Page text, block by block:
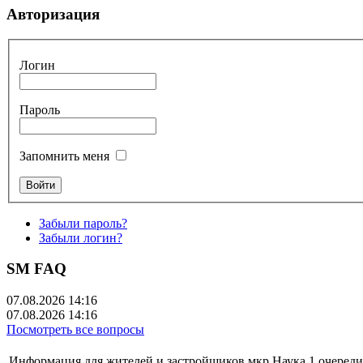
Авторизация
Логин
Пароль
Запомнить меня
Забыли пароль?
Забыли логин?
SM FAQ
07.08.2026 14:16
07.08.2026 14:16
Посмотреть все вопросы